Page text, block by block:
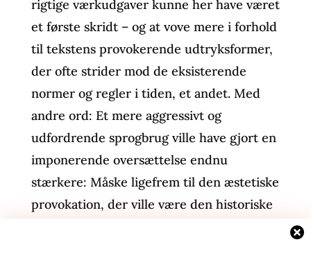
rigtige værkudgaver kunne her have været
et første skridt – og at vove mere i forhold
til tekstens provokerende udtryksformer,
der ofte strider mod de eksisterende
normer og regler i tiden, et andet. Med
andre ord: Et mere aggressivt og
udfordrende sprogbrug ville have gjort en
imponerende oversættelse endnu
stærkere: Måske ligefrem til den æstetiske
provokation, der ville være den historiske